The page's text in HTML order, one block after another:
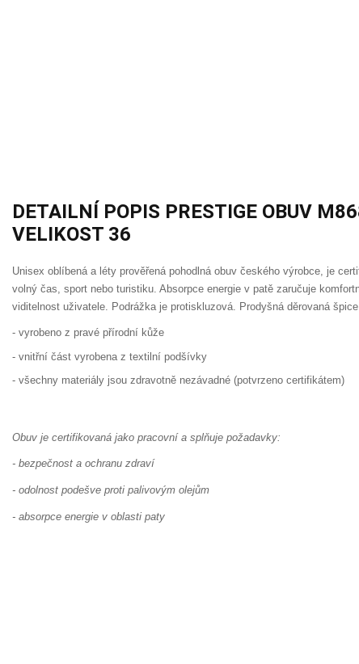
DETAILNÍ POPIS PRESTIGE OBUV
VELIKOST 36
Unisex oblíbená a léty prověřená pohodlná obuv českého výrobce, je
volný čas, sport nebo turistiku. Absorpce energie v patě zaručuje
viditelnost uživatele. Podrážka je protiskluzová. Prodyšná děrovaná
- vyrobeno z pravé přírodní kůže
- vnitřní část vyrobena z textilní podšívky
- všechny materiály jsou zdravotně nezávadné (potvrzeno certifikátem)
Obuv je certifikovaná jako pracovní a splňuje požadavky:
- bezpečnost a ochranu zdraví
- odolnost podešve proti palivovým olejům
- absorpce energie v oblasti paty